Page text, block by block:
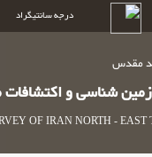
درجه سانتیگراد
مقدس
شناسی و
OF IRAN NORTH - EAST